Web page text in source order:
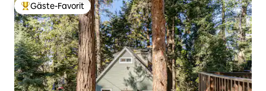
Beliebter Gäste-Favorit.
Gäste-Favorit